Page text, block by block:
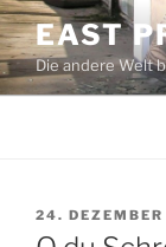
Zum
Inhalt
springen
EAST
Die andere Welt
AM
24.